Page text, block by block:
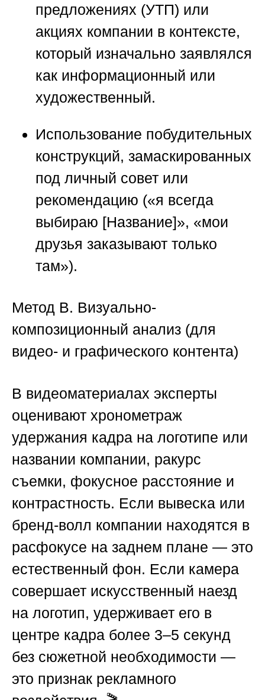
предложениях (УТП) или
акциях компании в контексте,
который изначально заявлялся
как информационный или
художественный.
Использование побудительных
конструкций, замаскированных
под личный совет или
рекомендацию («я всегда
выбираю [Название]», «мои
друзья заказывают только
там»).
Метод В. Визуально-
композиционный анализ (для
видео- и графического контента)
В видеоматериалах эксперты
оценивают хронометраж
удержания кадра на логотипе или
названии компании, ракурс
съемки, фокусное расстояние и
контрастность. Если вывеска или
бренд-волл компании находятся в
расфокусе на заднем плане — это
естественный фон. Если камера
совершает искусственный наезд
на логотип, удерживает его в
центре кадра более 3–5 секунд
без сюжетной необходимости —
это признак рекламного